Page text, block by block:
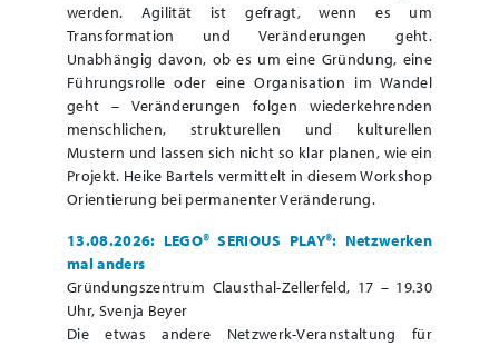
werden. Agilität ist gefragt, wenn es um
Transformation und Veränderungen geht.
Unabhängig davon, ob es um eine Gründung, eine
Führungsrolle oder eine Organisation im Wandel
geht – Veränderungen folgen wiederkehrenden
menschlichen, strukturellen und kulturellen
Mustern und lassen sich nicht so klar planen, wie ein
Projekt. Heike Bartels vermittelt in diesem Workshop
Orientierung bei permanenter Veränderung.
13.08.2026: LEGO® SERIOUS PLAY®: Netzwerken
mal anders
Gründungszentrum Clausthal-Zellerfeld, 17 – 19.30
Uhr, Svenja Beyer
Die etwas andere Netzwerk-Veranstaltung für